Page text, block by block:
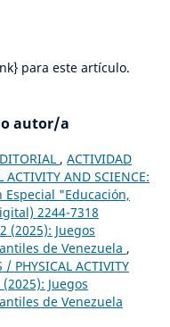
para este artículo.
autor/a
, ACTIVIDAD
ACTIVITY AND SCIENCE:
Especial "Educación,
2244-7318
(2025): Juegos
de Venezuela ,
PHYSICAL ACTIVITY
Juegos
de Venezuela